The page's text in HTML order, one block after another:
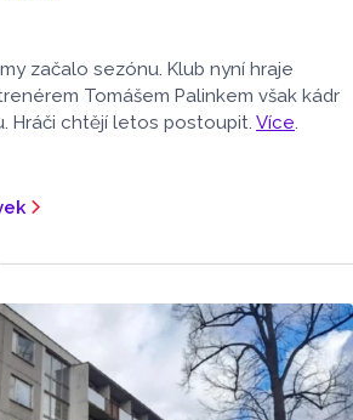
začalo sezónu. Klub nyní hraje
Tomášem Palinkem však kádr
Hráči chtějí letos postoupit. Více.